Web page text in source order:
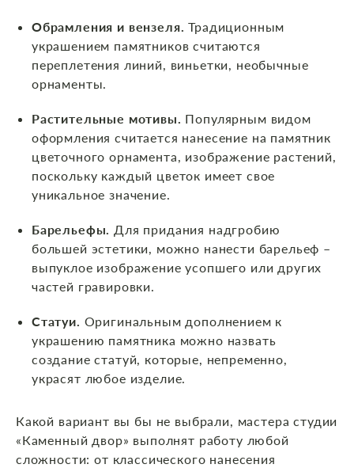
Обрамления и вензеля.Традиционным
украшением памятников считаются
переплетения линий, виньетки, необычные
орнаменты.
Растительные мотивы. Популярным видом
оформления считается нанесение на памятник
цветочного орнамента, изображение растений,
поскольку каждый цветок имеет свое
уникальное значение.
Барельефы. Для придания надгробию
большей эстетики, можно нанести барельеф –
выпуклое изображение усопшего или других
частей гравировки.
Статуи. Оригинальным дополнением к
украшению памятника можно назвать
создание статуй, которые, непременно,
украсят любое изделие.
Какой вариант вы бы не выбрали, мастера студии
«Каменный двор» выполнят работу любой
сложности: от классического нанесения